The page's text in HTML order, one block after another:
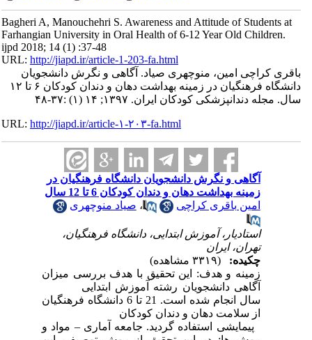
Bagheri A, Manouchehri S. Awareness and Attitude of Students at
Farhangian University in Oral Health of 6-12 Year Old Children.
ijpd 2018; 14 (1) :37-48
URL:http://jiapd.ir/article-1-203-fa.html
باقری کراچی امین، منوچهری صیاد. آگاهی و نگرش دانشجویان
دانشگاه فرهنگیان در زمینه بهداشت دهان و دندان کودکان ۶ تا ۱۲
سال. مجله دندانپزشکی کودکان ایران. ۱۳۹۷; ۱۴ (۱) :۳۷-۴۸
URL:http://jiapd.ir/article-۱-۲۰۳-fa.html
آگاهی و نگرش دانشجویان دانشگاه فرهنگیان در
زمینه بهداشت دهان و دندان کودکان 6 تا 12 سال
امین باقری کراچی
،صیاد منوچهری
استادیار، آموزش ابتدایی، دانشگاه فرهنگیان،
تهران، ایران
چکیده:
زمینه و هدف: این تحقیق با هدف بررسی میزان
آگاهی دانشجویان رشته آموزش ابتدایی
سال انجام شده است. 21 تا 6 دانشگاه فرهنگیان
از سلامت دهان و دندان کودکان
پیمایشی استفاده گردید. جامعه آماری – مواد و